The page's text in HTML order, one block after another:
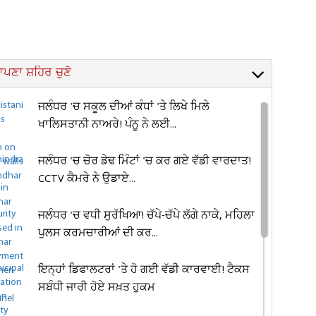
ਸ਼ਹਿਰ ਚੁਣੋ
ਜਲੰਧਰ 'ਚ ਸਕੂਲ ਦੀਆਂ ਕੰਧਾਂ 'ਤੇ ਲਿਖੇ ਮਿਲੇ
ਖਾਲਿਸਤਾਨੀ ਨਾਅਰੇ! ਪੰਨੂ ਨੇ ਲਈ...
ਜਲੰਧਰ 'ਚ ਚੋਰ ਡੇਢ ਮਿੰਟਾਂ 'ਚ ਕਰ ਗਏ ਵੱਡੀ ਵਾਰਦਾਤ!
CCTV ਕੈਮਰੇ ਨੇ ਉਡਾਏ...
ਜਲੰਧਰ 'ਚ ਵਧੀ ਸੁਰੱਖਿਆ! ਚੱਪੇ-ਚੱਪੇ ਲੱਗੇ ਨਾਕੇ, ਮਹਿਲਾ
ਪੁਲਸ ਕਰਮਚਾਰੀਆਂ ਦੀ ਕਰ...
ਇਨ੍ਹਾਂ ਡਿਫਾਲਟਰਾਂ 'ਤੇ ਹੋ ਗਈ ਵੱਡੀ ਕਾਰਵਾਈ! ਟੈਕਸ
ਸਬੰਧੀ ਜਾਰੀ ਹੋਏ ਸਖ਼ਤ ਹੁਕਮ